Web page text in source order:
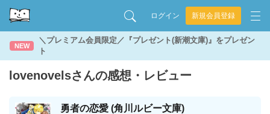
ログイン 新規会員登録
NEW
＼プレミアム会員限定／『プレゼント(新潮文庫)』をプレゼン
ト
lovenovelsさんの感想・レビュー
勇者の恋愛 (角川ルビー文庫)